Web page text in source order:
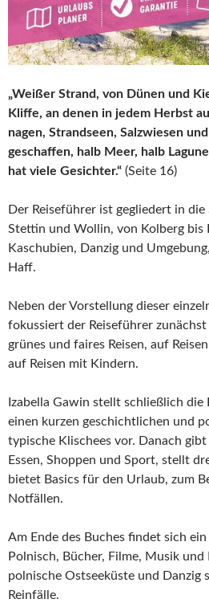
„Weißer Strand, von Dünen und
Kliffe, an denen in jedem Herbst
nagen, Strandseen, Salzwiesen
geschaffen, halb Meer, halb
hat viele Gesichter.“ (Seite 16)
Der Reiseführer ist gegliedert in die
Stettin und Wollin, von Kolberg bis
Kaschubien, Danzig und
Haff.
Neben der Vorstellung dieser
fokussiert der Reiseführer
grünes und faires Reisen, auf
auf Reisen mit Kindern.
Izabella Gawin stellt schließlich die
einen kurzen geschichtlichen und
typische Klischees vor. Danach
Essen, Shoppen und Sport, stellt
bietet Basics für den Urlaub, zum
Notfällen.
Am Ende des Buches findet sich
Polnisch, Bücher, Filme, Musik und
polnische Ostseeküste und Danzig
Reinfälle.